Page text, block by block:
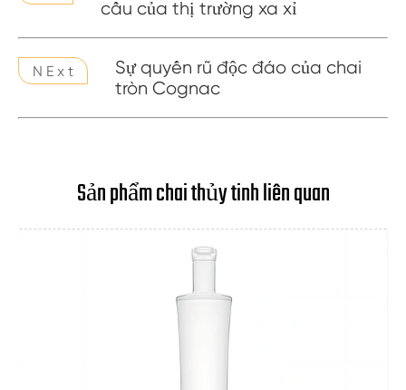
cầu của thị trường xa xỉ
N E x t
Sự quyến rũ độc đáo của chai
tròn Cognac
Sản phẩm chai thủy tinh liên quan